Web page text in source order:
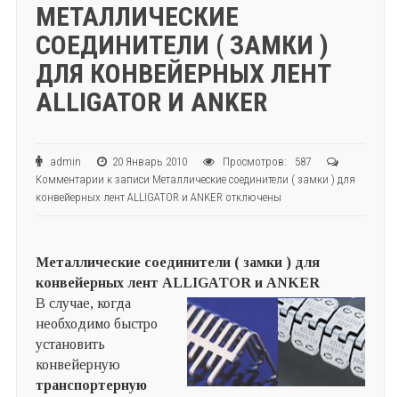
МЕТАЛЛИЧЕСКИЕ
СОЕДИНИТЕЛИ ( ЗАМКИ )
ДЛЯ КОНВЕЙЕРНЫХ ЛЕНТ
ALLIGATOR И ANKER
admin 20 Январь 2010
Просмотров: 587
Комментарии к записи Металлические соединители ( замки ) для
конвейерных лент ALLIGATOR и ANKER отключены
Металлические соединители ( замки ) для
конвейерных лент ALLIGATOR и ANKER
В случае, когда
необходимо быстро
установить
конвейерную
транспортерную